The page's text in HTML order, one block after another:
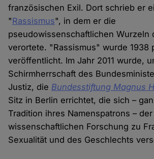
französischen Exil. Dort schrieb er
"Rassismus", in dem er die
pseudowissenschaftlichen Wurzeln
verortete. "Rassismus" wurde 1938
veröffentlicht. Im Jahr 2011 wurde,
Schirmherrschaft des
Justiz, die Bundesstiftung Magnus
Sitz in Berlin errichtet, die sich –
Tradition ihres Namenspatrons – der
wissenschaftlichen Forschung zu
Sexualität und des Geschlechts